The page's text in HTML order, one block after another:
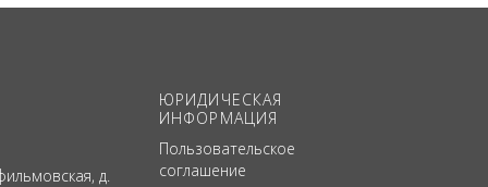
д.
ЮРИДИЧЕСКАЯ
ИНФОРМАЦИЯ
Пользовательское
соглашение